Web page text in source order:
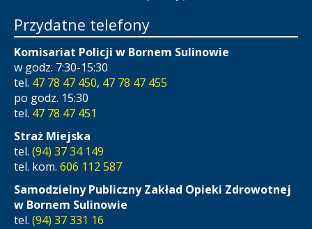
Przydatne telefony
Komisariat Policji w Bornem Sulinowie
w godz. 7:30-15:30
tel. 47 78 47 450, 47 78 47 455
po godz. 15:30
tel. 47 78 47 451
Straż Miejska
tel. (94) 37 34 149
tel. kom. 606 112 587
Samodzielny Publiczny Zakład Opieki Zdrowotnej
w Bornem Sulinowie
tel. (94) 37 331 16